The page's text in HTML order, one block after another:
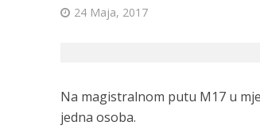
24 Maja, 2017
Na magistralnom putu M17 u
jedna osoba.